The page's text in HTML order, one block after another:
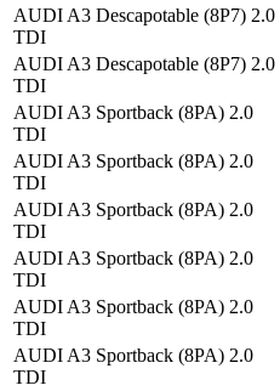
AUDI A3 Descapotable (8P7) 2.0
TDI
AUDI A3 Descapotable (8P7) 2.0
TDI
AUDI A3 Sportback (8PA) 2.0
TDI
AUDI A3 Sportback (8PA) 2.0
TDI
AUDI A3 Sportback (8PA) 2.0
TDI
AUDI A3 Sportback (8PA) 2.0
TDI
AUDI A3 Sportback (8PA) 2.0
TDI
AUDI A3 Sportback (8PA) 2.0
TDI